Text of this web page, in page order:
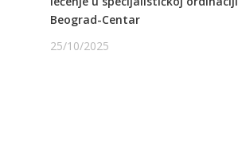
Beograd-Centar
25/10/2025